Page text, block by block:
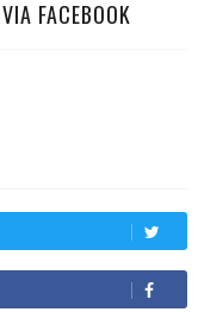
FACEBOOK